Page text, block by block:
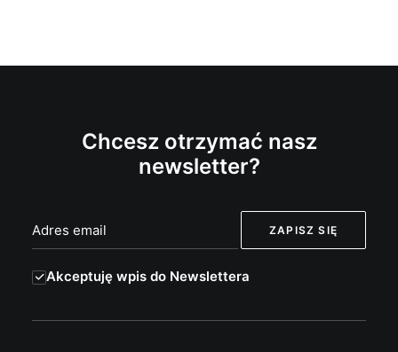
Chcesz otrzymać nasz
newsletter?
Akceptuję wpis do Newslettera